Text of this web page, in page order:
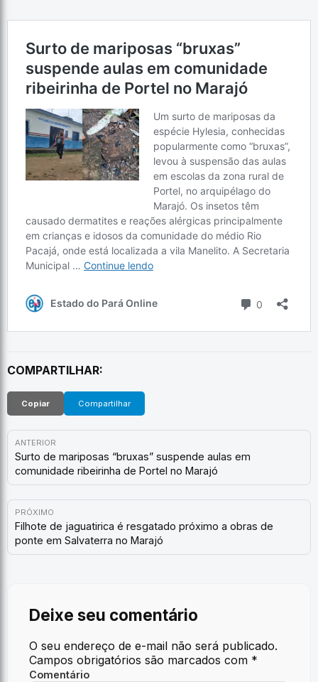
COMPARTILHAR:
Copiar Compartilhar
ANTERIOR
Surto de mariposas “bruxas” suspende aulas em
comunidade ribeirinha de Portel no Marajó
PRÓXIMO
Filhote de jaguatirica é resgatado próximo a obras de
ponte em Salvaterra no Marajó
Deixe seu comentário
O seu endereço de e-mail não será publicado.
Campos obrigatórios são marcados com *
Comentário